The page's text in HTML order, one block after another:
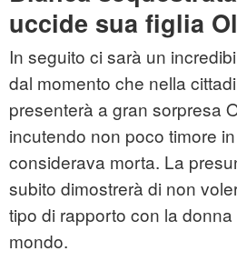
uccide sua figlia
In seguito ci sarà un
dal momento che nella
presenterà a gran sorpresa
incutendo non poco timore
considerava morta. La
subito dimostrerà di non
tipo di rapporto con la donna
mondo.